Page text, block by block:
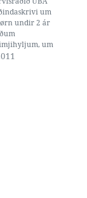
um
undir 2 ár
um
er høgur í
hartil